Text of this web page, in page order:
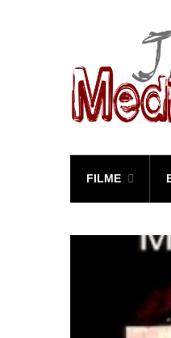
FILME